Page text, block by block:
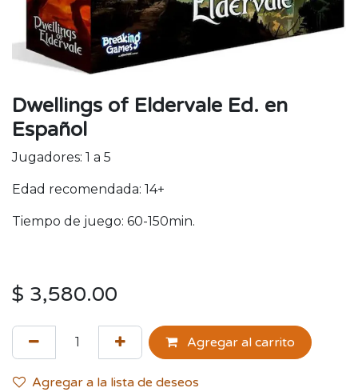
Dwellings of Eldervale Ed. en
Español
Jugadores: 1 a 5
Edad recomendada: 14+
Tiempo de juego: 60-150min.
$ 3,580.00
Agregar al carrito
Agregar a la lista de deseos